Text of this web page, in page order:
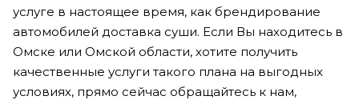
услуге в настоящее время, как брендирование
автомобилей доставка суши. Если Вы находитесь в
Омске или Омской области, хотите получить
качественные услуги такого плана на выгодных
условиях, прямо сейчас обращайтесь к нам,